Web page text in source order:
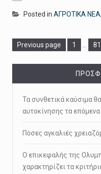
Posted in ΑΓΡΟΤΙΚΑ ΝΕΑ,
Previous page Page
1 81
Τα συνθετικά καύσιμα
αυτοκίνησης τα επόμενα
Πόσες αγκαλιές
Ο επικεφαλής της
χαρακτηρίζει τα